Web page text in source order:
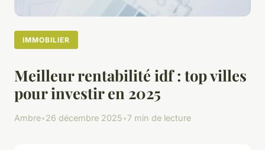
IMMOBILIER
Meilleur rentabilité idf : top villes
pour investir en 2025
Ambre•26 décembre 2025•7 min de lecture